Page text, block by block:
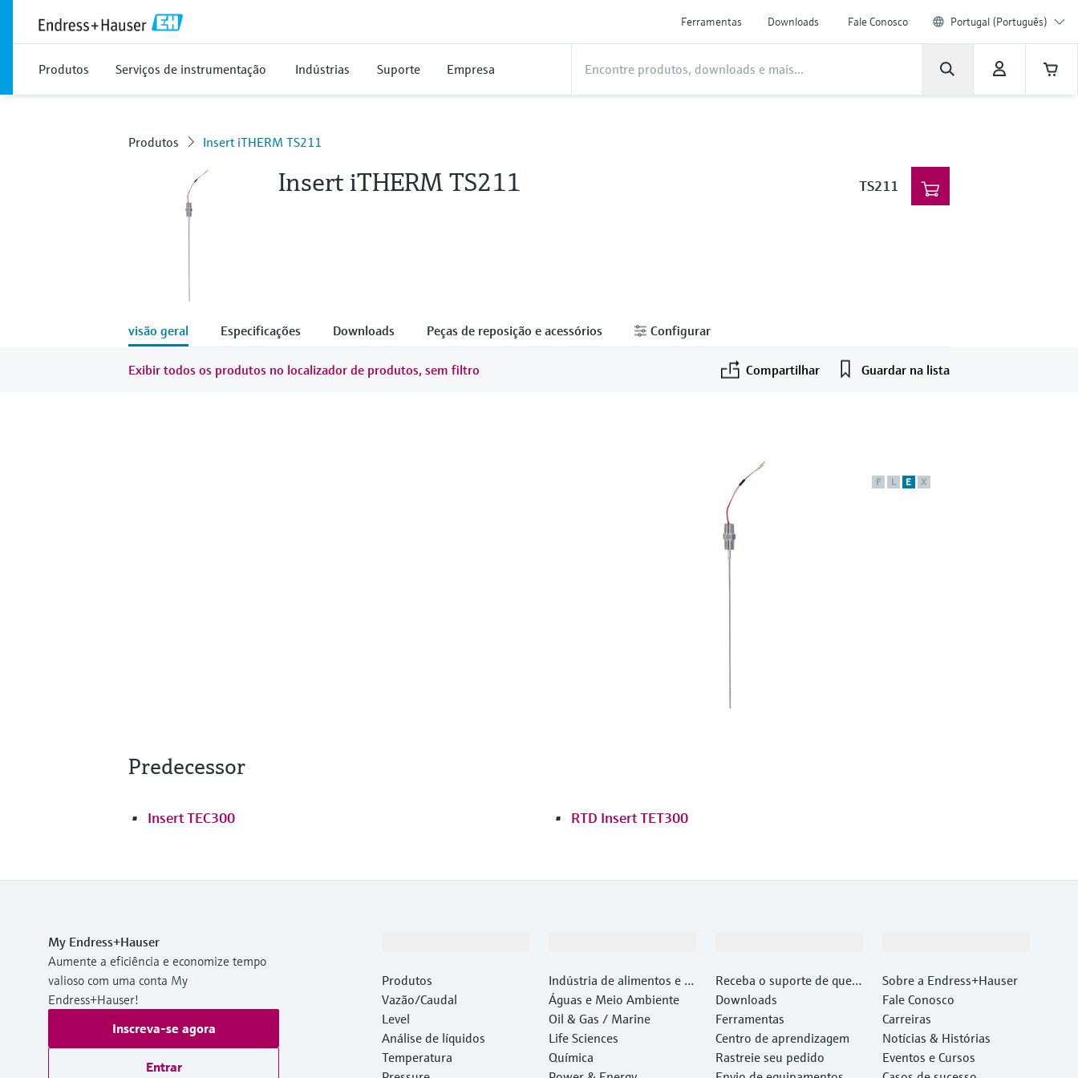
Ferramentas Downloads Fale Conosco Portugal (Português)
Produtos Serviços de instrumentação Indústrias Suporte Empresa
Produtos Insert iTHERM TS211
Insert iTHERM TS211 TS211
visão geral Especificações Downloads Peças de reposição e acessórios Configurar
Exibir todos os produtos no localizador de produtos, sem filtro Compartilhar Guardar na lista
F L E X
Predecessor
Insert TEC300 RTD Insert TET300
My Endress+Hauser
Aumente a eficiência e economize tempo
valioso com uma conta My
Endress+Hauser!
Inscreva-se agora
Entrar
Produtos
Vazão/Caudal
Level
Análise de líquidos
Temperatura
Indústria de alimentos e b
ebidas
Águas e Meio Ambiente
Oil & Gas / Marine
Life Sciences
Química
Receba o suporte de que v
ocê precisa, rapidamente!
Downloads
Ferramentas
Centro de aprendizagem
Rastreie seu pedido
Sobre a Endress+Hauser
Fale Conosco
Carreiras
Notícias & Histórias
Eventos e Cursos